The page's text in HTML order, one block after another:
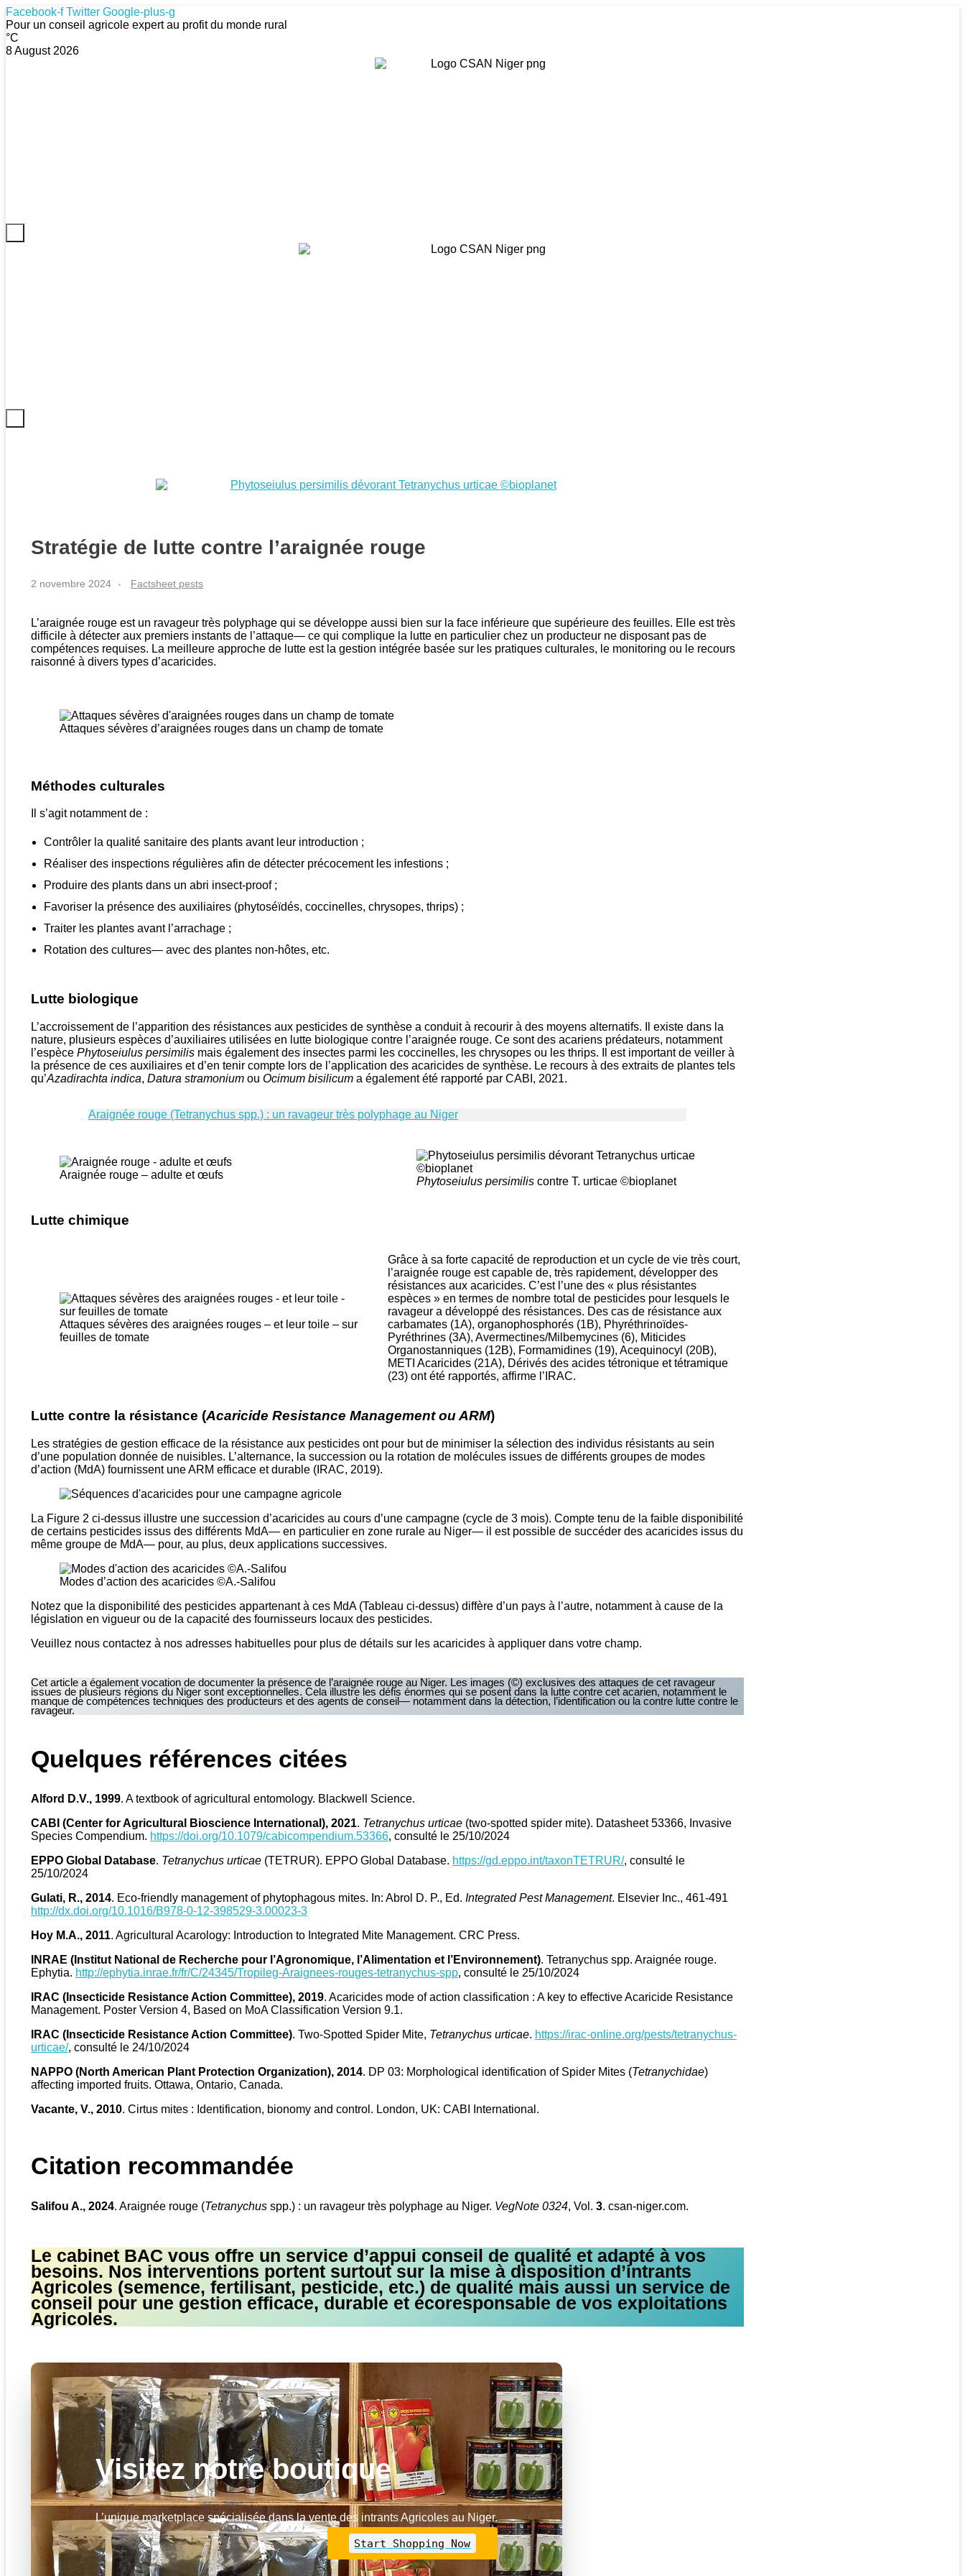
Facebook-f Twitter Google-plus-g
Pour un conseil agricole expert au profit du monde rural
°C
8 August 2026
Stratégie de lutte contre l’araignée rouge
2 novembre 2024 Factsheet pests
L’araignée rouge est un ravageur très polyphage qui se développe aussi bien sur la face inférieure que supérieure des feuilles. Elle est très
difficile à détecter aux premiers instants de l’attaque— ce qui complique la lutte en particulier chez un producteur ne disposant pas de
compétences requises. La meilleure approche de lutte est la gestion intégrée basée sur les pratiques culturales, le monitoring ou le recours
raisonné à divers types d’acaricides.
Attaques sévères d’araignées rouges dans un champ de tomate
Méthodes culturales
Il s’agit notamment de :
Contrôler la qualité sanitaire des plants avant leur introduction ;
Réaliser des inspections régulières afin de détecter précocement les infestions ;
Produire des plants dans un abri insect-proof ;
Favoriser la présence des auxiliaires (phytoséïdés, coccinelles, chrysopes, thrips) ;
Traiter les plantes avant l’arrachage ;
Rotation des cultures— avec des plantes non-hôtes, etc.
Lutte biologique
L’accroissement de l’apparition des résistances aux pesticides de synthèse a conduit à recourir à des moyens alternatifs. Il existe dans la
nature, plusieurs espèces d’auxiliaires utilisées en lutte biologique contre l’araignée rouge. Ce sont des acariens prédateurs, notamment
l’espèce Phytoseiulus persimilis mais également des insectes parmi les coccinelles, les chrysopes ou les thrips. Il est important de veiller à
la présence de ces auxiliaires et d’en tenir compte lors de l’application des acaricides de synthèse. Le recours à des extraits de plantes tels
qu’Azadirachta indica, Datura stramonium ou Ocimum bisilicum a également été rapporté par CABI, 2021.
Araignée rouge (Tetranychus spp.) : un ravageur très polyphage au Niger
Araignée rouge – adulte et œufs
Phytoseiulus persimiliscontre T. urticae ©bioplanet
Lutte chimique
Attaques sévères des araignées rouges – et leur toile – sur
feuilles de tomate
Grâce à sa forte capacité de reproduction et un cycle de vie très court,
l’araignée rouge est capable de, très rapidement, développer des
résistances aux acaricides. C’est l’une des « plus résistantes
espèces » en termes de nombre total de pesticides pour lesquels le
ravageur a développé des résistances. Des cas de résistance aux
carbamates (1A), organophosphorés (1B), Phyréthrinoïdes-
Pyréthrines (3A), Avermectines/Milbemycines (6), Miticides
Organostanniques (12B), Formamidines (19), Acequinocyl (20B),
METI Acaricides (21A), Dérivés des acides tétronique et tétramique
(23) ont été rapportés, affirme l’IRAC.
Lutte contre la résistance (Acaricide Resistance Management ou ARM)
Les stratégies de gestion efficace de la résistance aux pesticides ont pour but de minimiser la sélection des individus résistants au sein
d’une population donnée de nuisibles. L’alternance, la succession ou la rotation de molécules issues de différents groupes de modes
d’action (MdA) fournissent une ARM efficace et durable (IRAC, 2019).
La Figure 2 ci-dessus illustre une succession d’acaricides au cours d’une campagne (cycle de 3 mois). Compte tenu de la faible disponibilité
de certains pesticides issus des différents MdA— en particulier en zone rurale au Niger— il est possible de succéder des acaricides issus du
même groupe de MdA— pour, au plus, deux applications successives.
Modes d’action des acaricides ©A.-Salifou
Notez que la disponibilité des pesticides appartenant à ces MdA (Tableau ci-dessus) diffère d’un pays à l’autre, notamment à cause de la
législation en vigueur ou de la capacité des fournisseurs locaux des pesticides.
Veuillez nous contactez à nos adresses habituelles pour plus de détails sur les acaricides à appliquer dans votre champ.
Cet article a également vocation de documenter la présence de l’araignée rouge au Niger. Les images (©) exclusives des attaques de cet ravageur
issues de plusieurs régions du Niger sont exceptionnelles. Cela illustre les défis énormes qui se posent dans la lutte contre cet acarien, notamment le
manque de compétences techniques des producteurs et des agents de conseil— notamment dans la détection, l’identification ou la contre lutte contre le
ravageur.
Quelques références citées
Alford D.V., 1999. A textbook of agricultural entomology. Blackwell Science.
CABI (Center for Agricultural Bioscience International), 2021. Tetranychus urticae (two-spotted spider mite). Datasheet 53366, Invasive
Species Compendium. https://doi.org/10.1079/cabicompendium.53366, consulté le 25/10/2024
EPPO Global Database. Tetranychus urticae (TETRUR). EPPO Global Database. https://gd.eppo.int/taxonTETRUR/, consulté le
25/10/2024
Gulati, R., 2014. Eco-friendly management of phytophagous mites. In: Abrol D. P., Ed. Integrated Pest Management. Elsevier Inc., 461-491
http://dx.doi.org/10.1016/B978-0-12-398529-3.00023-3
Hoy M.A., 2011. Agricultural Acarology: Introduction to Integrated Mite Management. CRC Press.
INRAE (Institut National de Recherche pour l’Agronomique, l’Alimentation et l’Environnement). Tetranychus spp. Araignée rouge.
Ephytia. http://ephytia.inrae.fr/fr/C/24345/Tropileg-Araignees-rouges-tetranychus-spp, consulté le 25/10/2024
IRAC (Insecticide Resistance Action Committee), 2019. Acaricides mode of action classification : A key to effective Acaricide Resistance
Management. Poster Version 4, Based on MoA Classification Version 9.1.
IRAC (Insecticide Resistance Action Committee). Two-Spotted Spider Mite, Tetranychus urticae. https://irac-online.org/pests/tetranychus-
urticae/, consulté le 24/10/2024
NAPPO (North American Plant Protection Organization), 2014. DP 03: Morphological identification of Spider Mites (Tetranychidae)
affecting imported fruits. Ottawa, Ontario, Canada.
Vacante, V., 2010. Cirtus mites : Identification, bionomy and control. London, UK: CABI International.
Citation recommandée
Salifou A., 2024. Araignée rouge (Tetranychus spp.) : un ravageur très polyphage au Niger. VegNote 0324, Vol. 3. csan-niger.com.
Le cabinet BAC vous offre un service d’appui conseil de qualité et adapté à vos
besoins. Nos interventions portent surtout sur la mise à disposition d’intrants
Agricoles (semence, fertilisant, pesticide, etc.) de qualité mais aussi un service de
conseil pour une gestion efficace, durable et écoresponsable de vos exploitations
Agricoles.
Visitez notre boutique
L’unique marketplace spécialisée dans la vente des intrants Agricoles au Niger.
Start Shopping Now